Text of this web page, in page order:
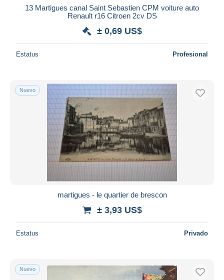
13 Martigues canal Saint Sebastien CPM voiture auto
Renault r16 Citroen 2cv DS
± 0,69 US$
Estatus Profesional
Nuevo
martigues - le quartier de brescon
± 3,93 US$
Estatus Privado
Nuevo